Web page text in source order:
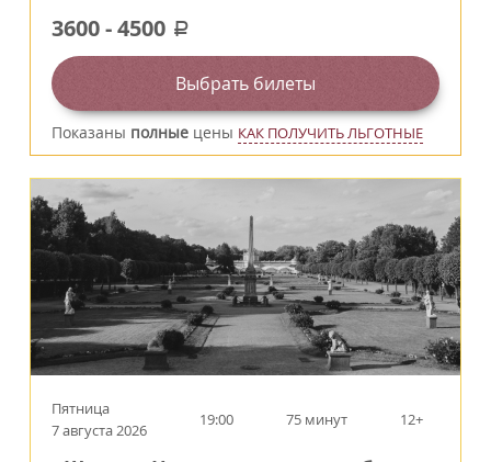
3600-4500 a
Выбрать билеты
Показаны полные цены КАК ПОЛУЧИТЬ ЛЬГОТНЫЕ
Пятница
7 августа 2026
19:00 75 минут 12+